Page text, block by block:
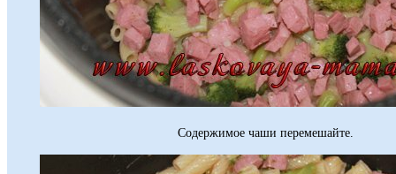
Содержимое чаши перемешайте.